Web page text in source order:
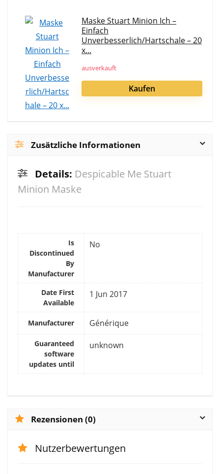
Maske Stuart Minion Ich –
Einfach
Unverbesserlich/Hartschale – 20
x...
ausverkauft
Kaufen
Zusätzliche Informationen
Details: Despicable Me Stuart
Minion Maske
Is
Discontinued
By
Manufacturer
No
Date First
Available
1 Jun 2017
Manufacturer Générique
Guaranteed
software
updates until
unknown
Rezensionen (0)
Nutzerbewertungen